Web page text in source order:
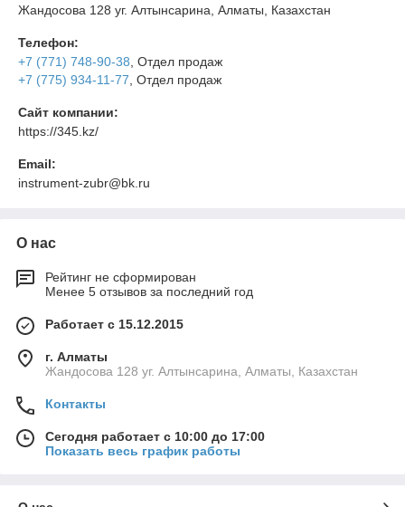
Жандосова 128 уг. Алтынсарина, Алматы, Казахстан
Телефон:
+7 (771) 748-90-38 , Отдел продаж
+7 (775) 934-11-77 , Отдел продаж
Сайт компании:
https://345.kz/
Email:
instrument-zubr@bk.ru
О нас
Рейтинг не сформирован
Менее 5 отзывов за последний год
Работает с 15.12.2015
г. Алматы
Жандосова 128 уг. Алтынсарина, Алматы, Казахстан
Контакты
Сегодня работает с 10:00 до 17:00
Показать весь график работы